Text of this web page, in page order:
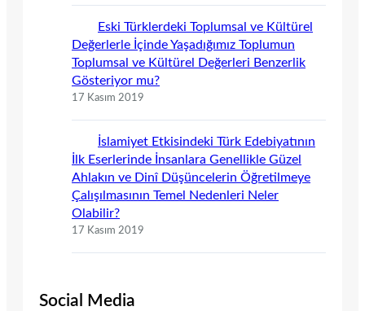
Eski Türklerdeki Toplumsal ve Kültürel
Değerlerle İçinde Yaşadığımız Toplumun
Toplumsal ve Kültürel Değerleri Benzerlik
Gösteriyor mu?
17 Kasım 2019
İslamiyet Etkisindeki Türk Edebiyatının
İlk Eserlerinde İnsanlara Genellikle Güzel
Ahlakın ve Dinî Düşüncelerin Öğretilmeye
Çalışılmasının Temel Nedenleri Neler
Olabilir?
17 Kasım 2019
Social Media